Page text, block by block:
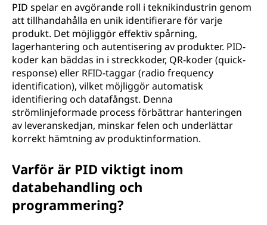
PID spelar en avgörande roll i teknikindustrin genom
att tillhandahålla en unik identifierare för varje
produkt. Det möjliggör effektiv spårning,
lagerhantering och autentisering av produkter. PID-
koder kan bäddas in i streckkoder, QR-koder (quick-
response) eller RFID-taggar (radio frequency
identification), vilket möjliggör automatisk
identifiering och datafångst. Denna
strömlinjeformade process förbättrar hanteringen
av leveranskedjan, minskar felen och underlättar
korrekt hämtning av produktinformation.
Varför är PID viktigt inom
databehandling och
programmering?